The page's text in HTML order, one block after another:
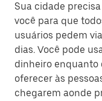
Sua cidade
você para que
usuários pedem
dias. Você pode
dinheiro enquanto
oferecer às
chegarem aonde